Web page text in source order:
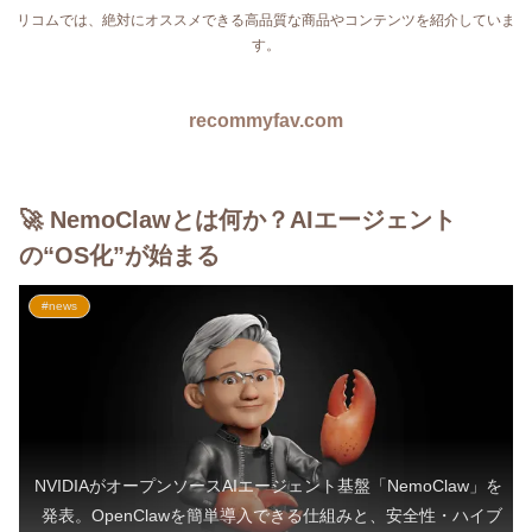
リコムでは、絶対にオススメできる高品質な商品やコンテンツを紹介していま
す。
recommyfav.com
🚀 NemoClawとは何か？AIエージェント
の“OS化”が始まる
#news
NVIDIAがオープンソースAIエージェント基盤「NemoClaw」を
発表。OpenClawを簡単導入できる仕組みと、安全性・ハイブ